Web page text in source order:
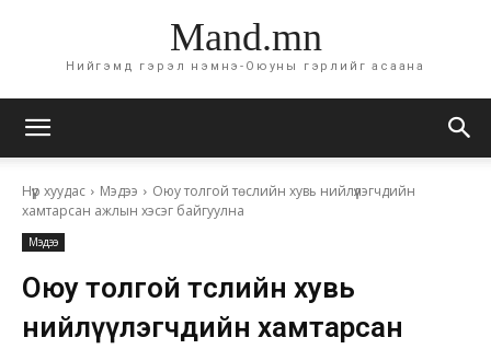
Mand.mn
Нийгэмд гэрэл нэмнэ-Оюуны гэрлийг асаана
Нүүр хуудас Мэдээ
Оюу толгой төслийн хувь нийлүүлэгчдийн
хамтарсан ажлын хэсэг байгуулна
Мэдээ
Оюу толгой төслийн хувь
нийлүүлэгчдийн хамтарсан